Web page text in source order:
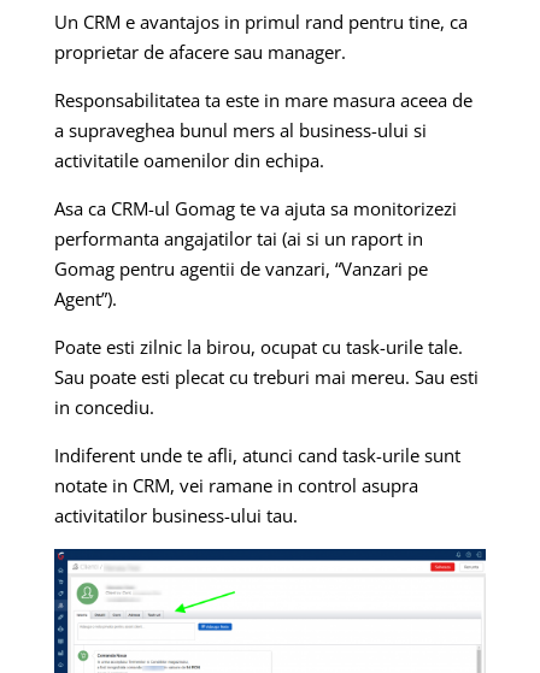
Un CRM e avantajos in primul rand pentru tine, ca
proprietar de afacere sau manager.
Responsabilitatea ta este in mare masura aceea de
a supraveghea bunul mers al business-ului si
activitatile oamenilor din echipa.
Asa ca CRM-ul Gomag te va ajuta sa monitorizezi
performanta angajatilor tai (ai si un raport in
Gomag pentru agentii de vanzari, “Vanzari pe
Agent”).
Poate esti zilnic la birou, ocupat cu task-urile tale.
Sau poate esti plecat cu treburi mai mereu. Sau esti
in concediu.
Indiferent unde te afli, atunci cand task-urile sunt
notate in CRM, vei ramane in control asupra
activitatilor business-ului tau.